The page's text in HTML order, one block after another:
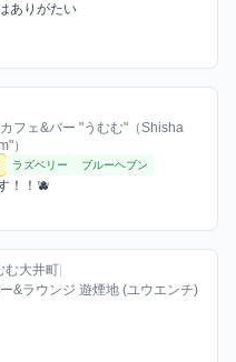
ありがたい
る
ーシャ / 2026年3月12日
フェ&バー "うむむ"（Shisha
）
ラズベリー ブルーヘブン
！！🫐
ェルミックスを見る
む大井町 / お店シーシャ /
む大井町
&ラウンジ 遊煙地 (ユウエンチ)